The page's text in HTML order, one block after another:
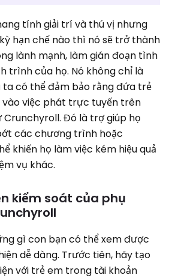
tính giải trí và thú vị nhưng
hạn chế nào thì nó sẽ trở thành
lành mạnh, làm gián đoạn tình
trình của họ. Nó không chỉ là
ta có thể đảm bảo rằng đứa trẻ
vào việc phát trực tuyến trên
Đó là trợ giúp họ
các chương trình hoặc
khiến họ làm việc kém hiệu quả
vụ khác.
kiểm soát của phụ
gì con bạn có thể xem được
dễ dàng. Trước tiên, hãy tạo
với trẻ em trong tài khoản